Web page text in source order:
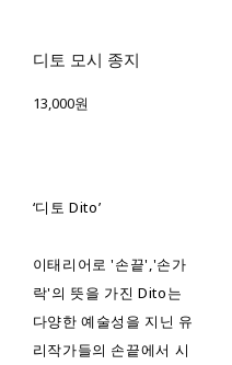
디토 모시 종지
13,000원
‘디토 Dito’
이태리어로 '손끝','손가
락'의 뜻을 가진 Dito는
다양한 예술성을 지닌 유
리작가들의 손끝에서 시